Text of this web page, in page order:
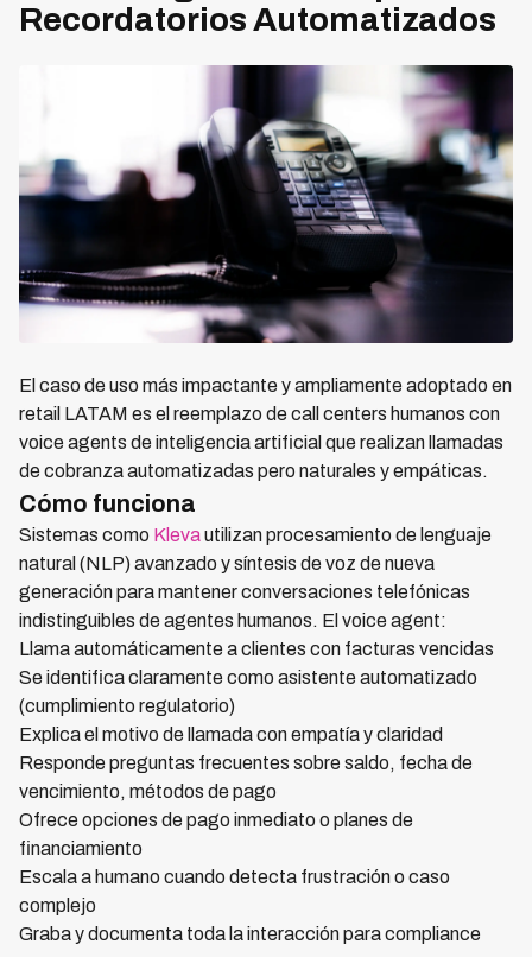
Recordatorios Automatizados
El caso de uso más impactante y ampliamente adoptado en
retail LATAM es el reemplazo de call centers humanos con
voice agents de inteligencia artificial que realizan llamadas
de cobranza automatizadas pero naturales y empáticas.
Cómo funciona
Sistemas como Klevautilizan procesamiento de lenguaje
natural (NLP) avanzado y síntesis de voz de nueva
generación para mantener conversaciones telefónicas
indistinguibles de agentes humanos. El voice agent:
Llama automáticamente a clientes con facturas vencidas
Se identifica claramente como asistente automatizado
(cumplimiento regulatorio)
Explica el motivo de llamada con empatía y claridad
Responde preguntas frecuentes sobre saldo, fecha de
vencimiento, métodos de pago
Ofrece opciones de pago inmediato o planes de
financiamiento
Escala a humano cuando detecta frustración o caso
complejo
Graba y documenta toda la interacción para compliance